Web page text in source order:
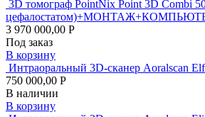
3D томограф PointNix Point 3D Combi
3 970 000,00 Р
Под заказ
В корзину
Интраоральный 3D-сканер Aoralscan Elf
750 000,00 Р
В наличии
В корзину